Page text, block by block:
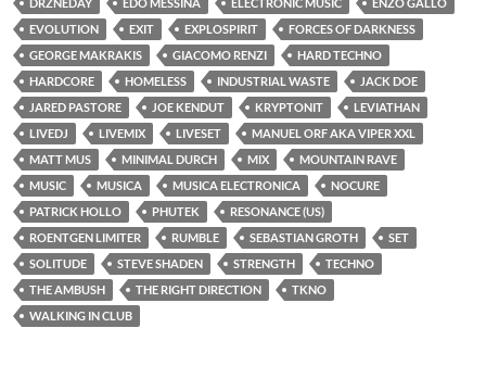
EVOLUTION
EXIT EXPLOSPIRIT
FORCES OF DARKNESS
GEORGE MAKRAKIS
GIACOMO RENZI
HARD TECHNO
HARDCORE
HOMELESS INDUSTRIAL WASTE
JACK DOE
JARED PASTORE
JOE KENDUT KRYPTONIT
LEVIATHAN
LIVEDJ
LIVEMIX LIVESET
MANUEL ORF AKA VIPER XXL
MATT MUS
MINIMAL DURCH MIX
MOUNTAIN RAVE
MUSIC
MUSICA MUSICA ELECTRONICA
NOCURE
PATRICK HOLLO
PHUTEK
RESONANCE (US)
ROENTGEN LIMITER
RUMBLE SEBASTIAN GROTH
SET
SOLITUDE
STEVE SHADEN STRENGTH
TECHNO
THE AMBUSH
THE RIGHT DIRECTION
TKNO
WALKING IN CLUB